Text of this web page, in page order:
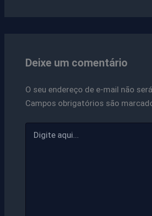
Deixe um comentário
O seu endereço de e-mail não
Campos obrigatórios são
aqui...